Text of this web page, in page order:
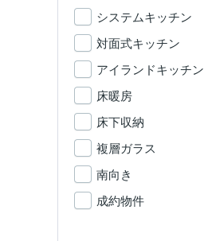
システムキッチン
対面式キッチン
アイランドキッチン
床暖房
床下収納
複層ガラス
南向き
成約物件